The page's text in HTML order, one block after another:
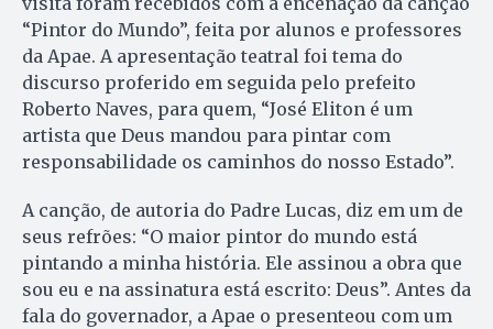
“Pintor do Mundo”, feita por alunos e professores
da Apae. A apresentação teatral foi tema do
discurso proferido em seguida pelo prefeito
Roberto Naves, para quem, “José Eliton é um
artista que Deus mandou para pintar com
responsabilidade os caminhos do nosso Estado”.
A canção, de autoria do Padre Lucas, diz em um de
seus refrões: “O maior pintor do mundo está
pintando a minha história. Ele assinou a obra que
sou eu e na assinatura está escrito: Deus”. Antes da
fala do governador, a Apae o presenteou com um